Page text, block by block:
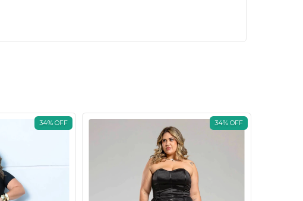
34% OFF 34% OFF